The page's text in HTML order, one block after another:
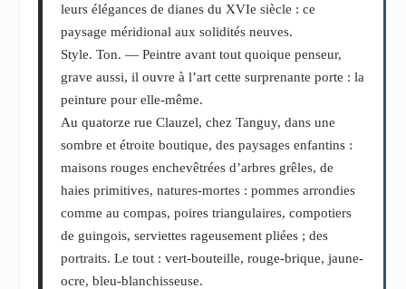
leurs élégances de dianes du XVIe siècle : ce
paysage méridional aux solidités neuves.
Style. Ton. ― Peintre avant tout quoique penseur,
grave aussi, il ouvre à l’art cette surprenante porte : la
peinture pour elle-même.
Au quatorze rue Clauzel, chez Tanguy, dans une
sombre et étroite boutique, des paysages enfantins :
maisons rouges enchevêtrées d’arbres grêles, de
haies primitives, natures-mortes : pommes arrondies
comme au compas, poires triangulaires, compotiers
de guingois, serviettes rageusement pliées ; des
portraits. Le tout : vert-bouteille, rouge-brique, jaune-
ocre, bleu-blanchisseuse.